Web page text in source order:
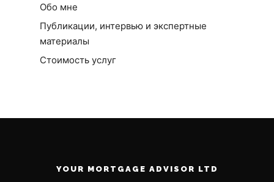
Обо мне
Публикации, интервью и экспертные
материалы
Стоимость услуг
YOUR MORTGAGE ADVISOR LTD